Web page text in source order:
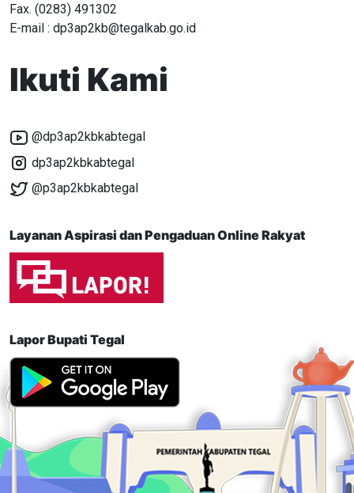
Fax. (0283) 491302
E-mail : dp3ap2kb@tegalkab.go.id
Ikuti Kami
@dp3ap2kbkabtegal
dp3ap2kbkabtegal
@p3ap2kbkabtegal
Layanan Aspirasi dan Pengaduan Online Rakyat
Lapor Bupati Tegal